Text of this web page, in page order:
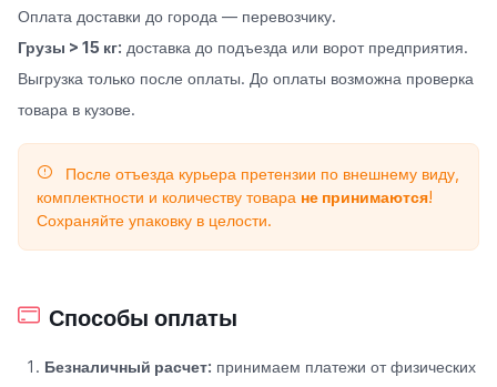
Оплата доставки до города — перевозчику.
Грузы > 15 кг: доставка до подъезда или ворот предприятия.
Выгрузка только после оплаты. До оплаты возможна проверка
товара в кузове.
После отъезда курьера претензии по внешнему виду,
комплектности и количеству товара не принимаются!
Сохраняйте упаковку в целости.
Способы оплаты
Безналичный расчет: принимаем платежи от физических